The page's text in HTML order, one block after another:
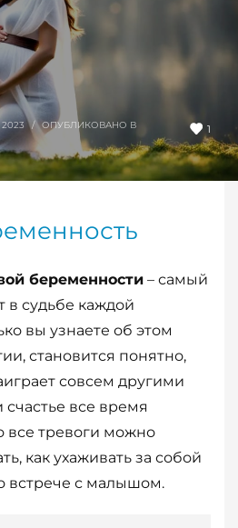
1
/
ОПУБЛИКОВАНО В
беременности – самый
судьбе каждой
вы узнаете об этом
становится понятно,
совсем другими
счастье все время
все тревоги можно
как ухаживать за собой
встрече с малышом.